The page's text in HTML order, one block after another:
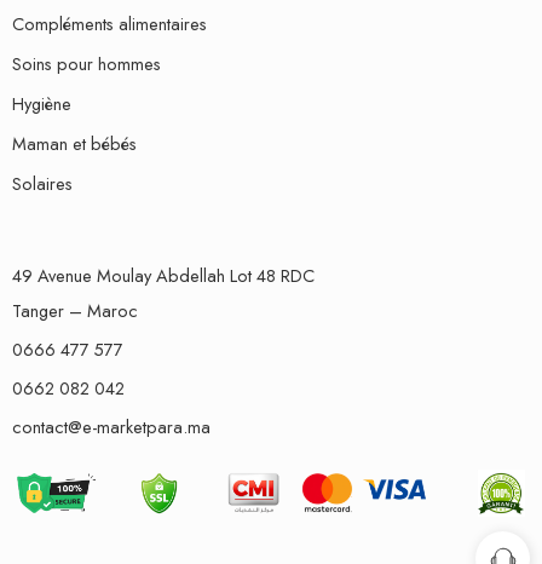
Compléments alimentaires
Soins pour hommes
Hygiène
Maman et bébés
Solaires
49 Avenue Moulay Abdellah Lot 48 RDC
Tanger – Maroc
0666 477 577
0662 082 042
contact@e-marketpara.ma